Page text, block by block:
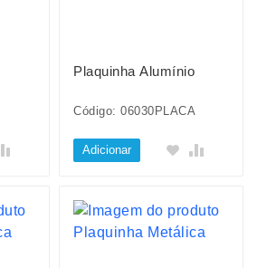
Plaquinha Alumínio
Código: 06030PLACA
Adicionar